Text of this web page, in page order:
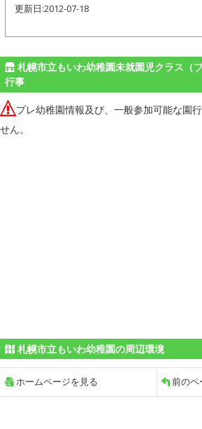
更新日:2012-07-18
札幌市立もいわ幼稚園未就園児クラス（
行事
プレ幼稚園情報及び、一般参加可能な園
せん。
札幌市立もいわ幼稚園の周辺環境
ホームページを見る 前のペ